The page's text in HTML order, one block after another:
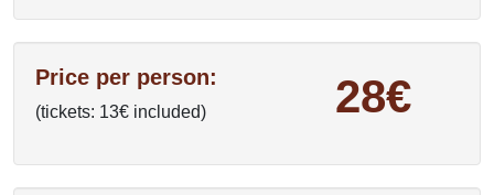
Price per person:
(tickets: 13€ included) 28€